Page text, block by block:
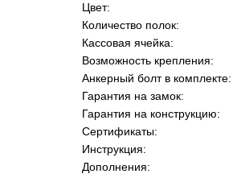
Цвет:
Количество полок:
Кассовая ячейка:
Возможность крепления:
Анкерный болт в комплекте:
Гарантия на замок:
Гарантия на конструкцию:
Сертификаты:
Инструкция:
Дополнения: